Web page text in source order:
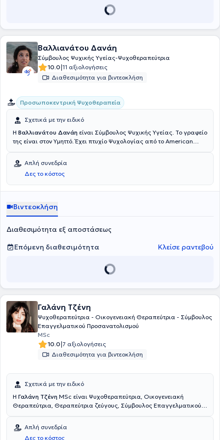
Βαλλιανάτου Δανάη
Σύμβουλος Ψυχικής Υγείας-Ψυχοθεραπεύτρια
10.0|11 αξιολογήσεις
Διαθεσιμότητα για βιντεοκλήση
Προσωποκεντρική Ψυχοθεραπεία
Σχετικά με την ειδικό
Η Βαλλιανάτου Δανάη είναι Σύμβουλος Ψυχικής Υγείας. Το γραφείο
της είναι στον Υμηττό. Έχει πτυχίο Ψυχολογίας από το American
προσέγγιση από το Τμήμα Συμβουλευτικής του Πανεπιστημίου
Strathclyde of Glasgow και εκπαίδευση στην προσωποκεντρική
ψυχοθεραπεία στο πλαίσιο της European Association of
Psychotherapy. Έχει εργασθεί ως Υπεύθυνη Ανθρώπινου Δυναμικού
Σωματείο PRAKSIS. Παρέχει υπηρεσίες ατομικής συμβουλευτικής
και ψυχοθεραπείας ενηλίκων, ομαδική συμβουλευτική γονέων και
εμπειρία σε θέματα άγχους, αυτοεκτίμησης, κατάθλιψης,
ταυτότητας φύλου, δυσκολίες σχέσεων και δυσκολίες γονεϊκού
Απλή συνεδρία
Δες το κόστος
Βιντεοκλήση
Διαθεσιμότητα εξ αποστάσεως
Επόμενη διαθεσιμότητα
Κλείσε ραντεβού
Γαλάνη Τζένη
Ψυχοθεραπεύτρια - Οικογενειακή Θεραπεύτρια - Σύμβουλος
Επαγγελματικού Προσανατολισμού
MSc
10.0|7 αξιολογήσεις
Διαθεσιμότητα για βιντεοκλήση
Σχετικά με την ειδικό
Η Γαλάνη Τζένη MSc είναι Ψυχοθεραπεύτρια, Οικογενειακή
Θεραπεύτρια, Θεραπεύτρια ζεύγους, Σύμβουλος Επαγγελματικού
στην Κατερίνη. Έχει πραγματοποιήσει τις σπουδές της στο Πάντειο
Πανεπιστήμιο και κατόπιν έχει εκπαιδευτεί στο τετραετές
Απλή συνεδρία
Δες το κόστος